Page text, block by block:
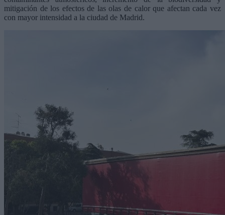
mitigación de los efectos de las olas de calor que afectan cada vez
con mayor intensidad a la ciudad de Madrid.